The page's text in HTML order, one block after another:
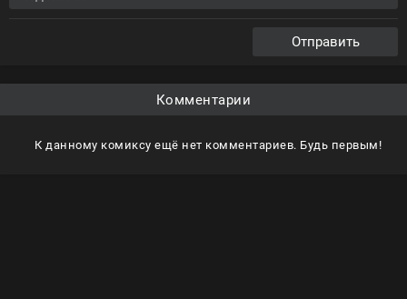
Отправить
Комментарии
К данному комиксу ещё нет комментариев. Будь первым!